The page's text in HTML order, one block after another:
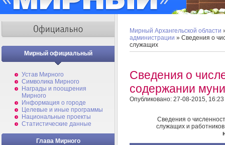
Мирный официальный
Устав Мирного
Символика Мирного
Награды и поощрения
Мирного
Информация о городе
Целевые и иные программы
Национальные проекты
Статистические данные
Глава Мирного
Мирный Архангельской области
администрации » Сведения о
служащих
Сведения о
содержании
Опубликовано: 27-08-2015, 16:23
Сведения о
служащих и